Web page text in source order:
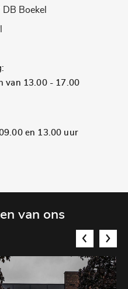
Boekel
van 13.00 - 17.00
en 13.00 uur
van ons